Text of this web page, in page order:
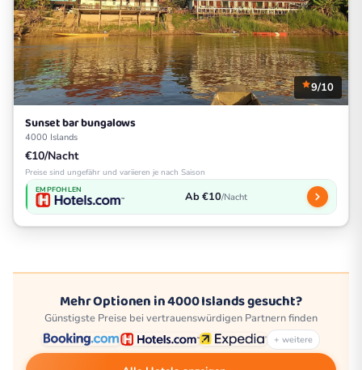
9/10
Sunset bar bungalows
4000 Islands
€10/Nacht
Preise sind ungefähr und variieren je nach Saison
EMPFOHLEN Ab €10/Nacht
Mehr Optionen in 4000 Islands gesucht?
Günstigste Preise bei vertrauenswürdigen Partnern finden
+ weitere